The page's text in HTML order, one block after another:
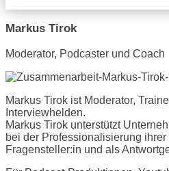
Markus Tirok
Moderator, Podcaster und Coach
Markus Tirok ist Moderator,
Interviewhelden.
Markus Tirok unterstützt
bei der Professionalisierung
Fragensteller:in und als